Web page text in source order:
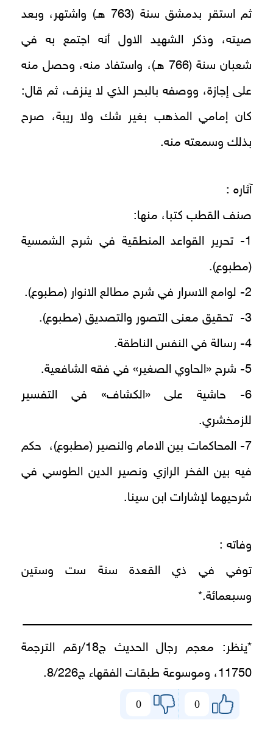
ثم استقر بدمشق سنة (763 هـ) واشتهر، وبعد
صيته، وذكر الشهيد الاول أنه اجتمع به في
شعبان سنة (766 هـ)، واستفاد منه، وحصل منه
على إجازة، ووصفه بالبحر الذي لا ينزف، ثم قال:
كان إمامي المذهب بغير شك ولا ريبة، صرح
بذلك وسمعته منه.
آثاره :
صنف القطب كتبا، منها:
1- تحرير القواعد المنطقية في شرح الشمسية
(مطبوع).
2- لوامع الاسرار في شرح مطالع الانوار (مطبوع).
3- تحقيق معنى التصور والتصديق (مطبوع).
4- رسالة في النفس الناطقة.
5- شرح «الحاوي الصغير» في فقه الشافعية.
6- حاشية على «الكشاف» في التفسير
للزمخشري.
7- المحاكمات بين الامام والنصير (مطبوع)،
حكم
فيه بين الفخر الرازي ونصير الدين الطوسي في
شرحيهما لإشارات ابن سينا.
وفاته :
توفي في ذي القعدة سنة ست وستين
وسبعمائة.*
ـــــــــــــــــــــــــــــــــــــــــــــــــــــــــــــــــــــــــــــــــــــــــــــــــــــــــــــــــــــــــــــ
*ينظر: معجم رجال الحديث ج18/رقم الترجمة
11750، وموسوعة طبقات الفقهاء ج8/226.
0
0